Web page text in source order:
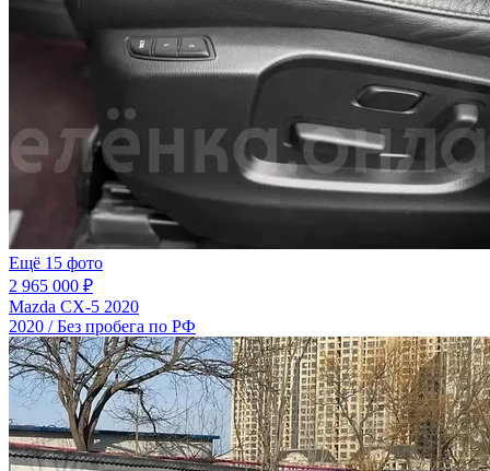
Ещё 15 фото
2 965 000 ₽
Mazda CX-5 2020
2020 / Без пробега по РФ